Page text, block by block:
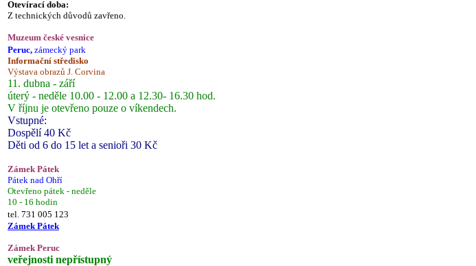
Otevírací doba:
Z technických důvodů zavřeno.
Muzeum české vesnice
Peruc, zámecký park
Informační středisko
Výstava obrazů J. Corvina
11. dubna - září
úterý - neděle 10.00 - 12.00 a 12.30- 16.30 hod.
V říjnu je otevřeno pouze o víkendech.
Vstupné:
Dospělí 40 Kč
Děti od 6 do 15 let a senioři 30 Kč
Zámek Pátek
Pátek nad Ohří
Otevřeno pátek - neděle
10 - 16 hodin
tel. 731 005 123
Zámek Pátek
Zámek Peruc
veřejnosti nepřístupný